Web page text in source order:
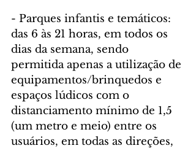
- Parques infantis e temáticos:
das 6 às 21 horas, em todos os
dias da semana, sendo
permitida apenas a utilização de
equipamentos/brinquedos e
espaços lúdicos com o
distanciamento mínimo de 1,5
(um metro e meio) entre os
usuários, em todas as direções,